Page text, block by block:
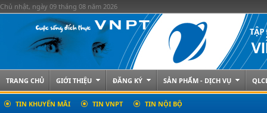
Chủ nhật, ngày 09 tháng 08 năm 2026
TRANG CHỦ GIỚI THIỆU ĐĂNG KÝ SẢN PHẨM - DỊCH VỤ
TIN KHUYẾN MÃI TIN VNPT TIN NỘI BỘ